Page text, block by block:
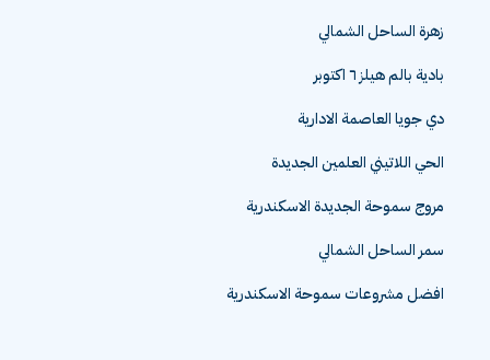
زهرة الساحل الشمالي
بادية بالم هيلز ٦ اكتوبر
دي جويا العاصمة الادارية
الحي اللاتيني العلمين الجديدة
مروج سموحة الجديدة الاسكندرية
سمر الساحل الشمالي
افضل مشروعات سموحة الاسكندرية